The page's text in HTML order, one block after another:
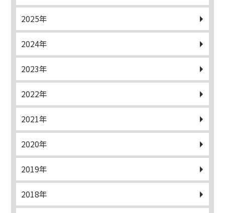
2025年
2024年
2023年
2022年
2021年
2020年
2019年
2018年